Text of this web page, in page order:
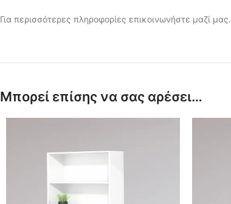
Για περισσότερες πληροφορίες επικοινωνήστε μαζί μας.
Μπορεί επίσης να σας αρέσει…